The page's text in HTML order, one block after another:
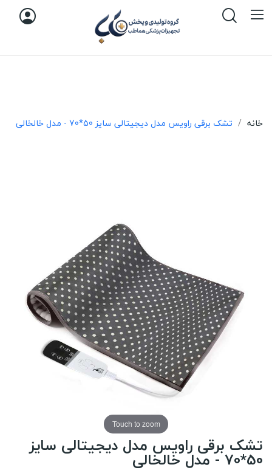
خانه تشک برقی راویس مدل دیجیتالی سایز 50*70 - مدل خالخالی
Touch to zoom
تشک برقی راویس مدل دیجیتالی سایز
50*70 - مدل خالخالی